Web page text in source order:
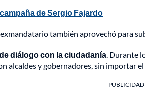
de Sergio Fajardo
también aprovechó para
diálogo con la ciudadanía . Durante
alcaldes y gobernadores, sin importar
PUBLICIDAD